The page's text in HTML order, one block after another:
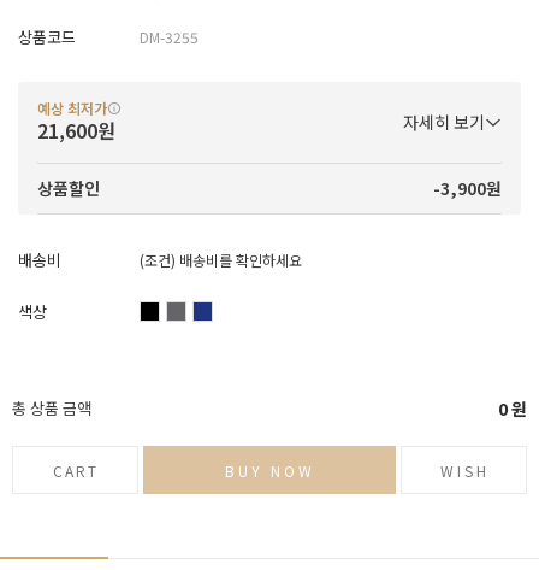
상품코드 DM-3255
예상 최저가
21,600원 자세히 보기
상품할인 -3,900원
배송비 (조건) 배송비를 확인하세요
색상
총 상품 금액 0원
CART BUY NOW WISH